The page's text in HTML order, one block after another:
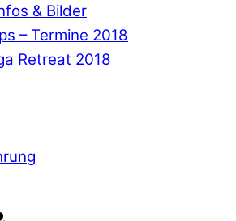
& Bilder
– Termine 2018
Retreat 2018